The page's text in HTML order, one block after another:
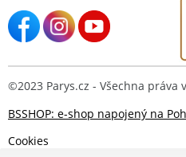
©2023 Parys.cz - Všechna práva
BSSHOP: e-shop napojený na
Cookies